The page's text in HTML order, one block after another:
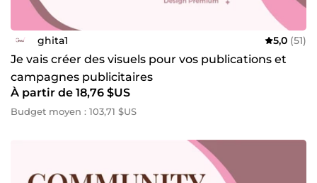
ghita1 5,0 (51)
Je vais créer des visuels pour vos publications et
campagnes publicitaires
À partir de 18,76 $US
Budget moyen : 103,71 $US